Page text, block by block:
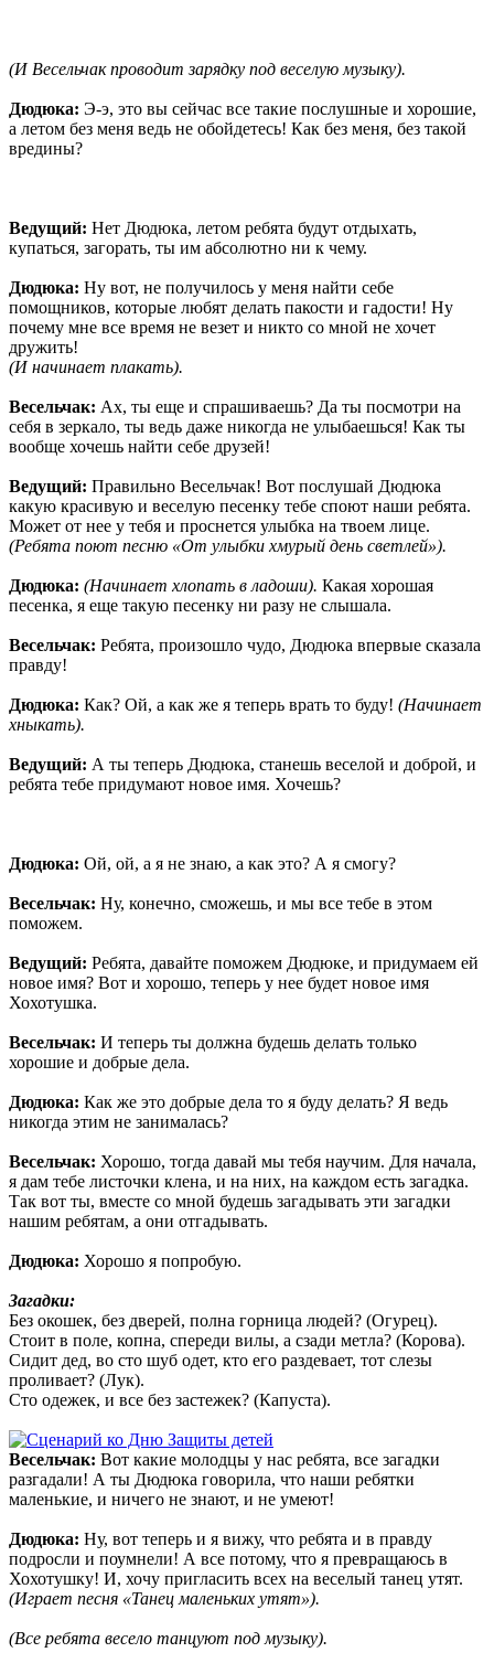
(И Весельчак проводит зарядку под веселую музыку).
Дюдюка: Э-э, это вы сейчас все такие послушные и хорошие,
а летом без меня ведь не обойдетесь! Как без меня, без такой
вредины?
Ведущий: Нет Дюдюка, летом ребята будут отдыхать,
купаться, загорать, ты им абсолютно ни к чему.
Дюдюка: Ну вот, не получилось у меня найти себе
помощников, которые любят делать пакости и гадости! Ну
почему мне все время не везет и никто со мной не хочет
дружить!
(И начинает плакать).
Весельчак: Ах, ты еще и спрашиваешь? Да ты посмотри на
себя в зеркало, ты ведь даже никогда не улыбаешься! Как ты
вообще хочешь найти себе друзей!
Ведущий: Правильно Весельчак! Вот послушай Дюдюка
какую красивую и веселую песенку тебе споют наши ребята.
Может от нее у тебя и проснется улыбка на твоем лице.
(Ребята поют песню «От улыбки хмурый день светлей»).
Дюдюка: (Начинает хлопать в ладоши). Какая хорошая
песенка, я еще такую песенку ни разу не слышала.
Весельчак: Ребята, произошло чудо, Дюдюка впервые сказала
правду!
Дюдюка: Как? Ой, а как же я теперь врать то буду! (Начинает
хныкать).
Ведущий: А ты теперь Дюдюка, станешь веселой и доброй, и
ребята тебе придумают новое имя. Хочешь?
Дюдюка: Ой, ой, а я не знаю, а как это? А я смогу?
Весельчак: Ну, конечно, сможешь, и мы все тебе в этом
поможем.
Ведущий: Ребята, давайте поможем Дюдюке, и придумаем ей
новое имя? Вот и хорошо, теперь у нее будет новое имя
Хохотушка.
Весельчак: И теперь ты должна будешь делать только
хорошие и добрые дела.
Дюдюка: Как же это добрые дела то я буду делать? Я ведь
никогда этим не занималась?
Весельчак: Хорошо, тогда давай мы тебя научим. Для начала,
я дам тебе листочки клена, и на них, на каждом есть загадка.
Так вот ты, вместе со мной будешь загадывать эти загадки
нашим ребятам, а они отгадывать.
Дюдюка: Хорошо я попробую.
Загадки:
Без окошек, без дверей, полна горница людей? (Огурец).
Стоит в поле, копна, спереди вилы, а сзади метла? (Корова).
Сидит дед, во сто шуб одет, кто его раздевает, тот слезы
проливает? (Лук).
Сто одежек, и все без застежек? (Капуста).
Весельчак: Вот какие молодцы у нас ребята, все загадки
разгадали! А ты Дюдюка говорила, что наши ребятки
маленькие, и ничего не знают, и не умеют!
Дюдюка: Ну, вот теперь и я вижу, что ребята и в правду
подросли и поумнели! А все потому, что я превращаюсь в
Хохотушку! И, хочу пригласить всех на веселый танец утят.
(Играет песня «Танец маленьких утят»).
(Все ребята весело танцуют под музыку).